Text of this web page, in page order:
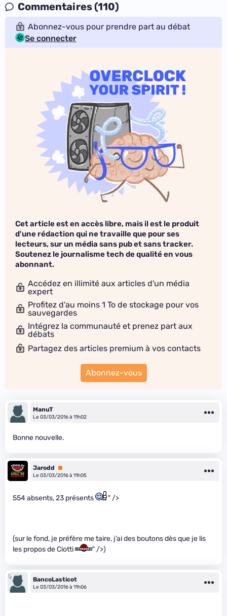
Commentaires (110)
Abonnez-vous pour prendre part au débat
Se connecter
Cet article est en accès libre, mais il est le produit
d'une rédaction qui ne travaille que pour ses
lecteurs, sur un média sans pub et sans tracker.
Soutenez le journalisme tech de qualité en vous
abonnant.
Accédez en illimité aux articles d'un média
expert
Profitez d'au moins 1 To de stockage pour vos
sauvegardes
Intégrez la communauté et prenez part aux
débats
Partagez des articles premium à vos contacts
Abonnez-vous
ManuT
Le 03/03/2016 à 11h02
Bonne nouvelle.
Jarodd
Premium
Le 03/03/2016 à 11h05
554 absents, 23 présents " />
(sur le fond, je préfère me taire, j’ai des boutons dès que je lis
les propos de Ciotti
" />)
BancoLasticot
Le 03/03/2016 à 11h06